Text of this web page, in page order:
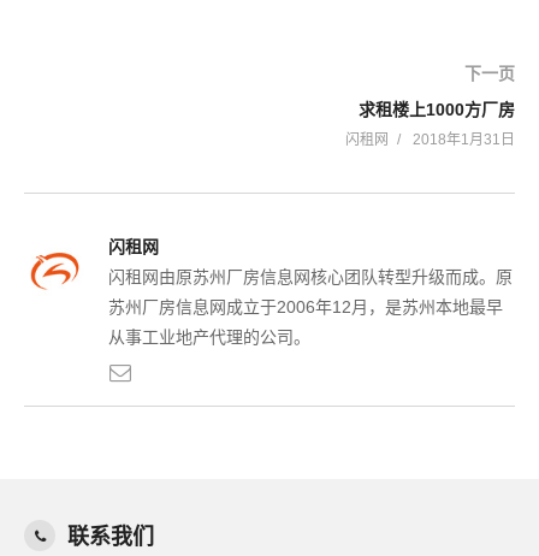
下一页
求租楼上1000方厂房
闪租网 2018年1月31日
闪租网
闪租网由原苏州厂房信息网核心团队转型升级而成。原
苏州厂房信息网成立于2006年12月，是苏州本地最早
从事工业地产代理的公司。
联系我们